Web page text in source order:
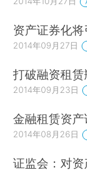
资产证券化
2014年09月27日
打破融资租
2014年09月23日
金融租赁资
2014年08月26日
证监会：对